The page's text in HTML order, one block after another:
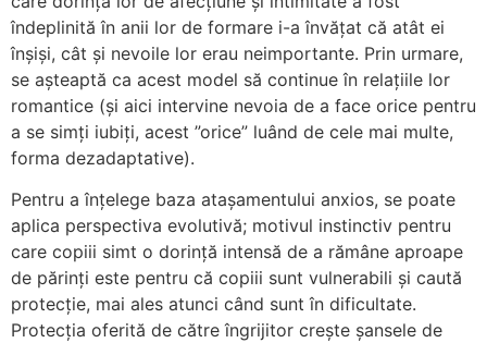
îndeplinită în anii lor de formare i-a învățat că atât ei
înșiși, cât și nevoile lor erau neimportante. Prin urmare,
se așteaptă ca acest model să continue în relațiile lor
romantice (și aici intervine nevoia de a face orice pentru
a se simți iubiți, acest ”orice” luând de cele mai multe,
forma dezadaptative).
Pentru a înțelege baza atașamentului anxios, se poate
aplica perspectiva evolutivă; motivul instinctiv pentru
care copiii simt o dorință intensă de a rămâne aproape
de părinți este pentru că copiii sunt vulnerabili și caută
protecție, mai ales atunci când sunt în dificultate.
Protecția oferită de către îngrijitor crește șansele de